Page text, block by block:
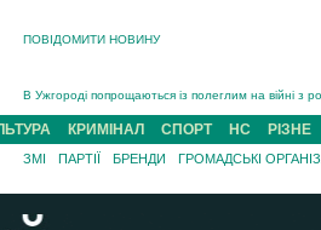
ПОВІДОМИТИ НОВИНУ
В Ужгороді попрощаються із полеглим на війні з
В Ужгороді 5 серпня попрощаються із
Підтвердили загибель захисника із Нанкова на
На війні з рф поліг військовий з Виноградова
На Хустщині внаслідок ДТП за участі трьох
Інструктора районного ТЦК на Закарпатті
КРИМІНАЛ СПОРТ НС РІЗНЕ
ЗМІ ПАРТІЇ БРЕНДИ ГРОМАДСЬКІ